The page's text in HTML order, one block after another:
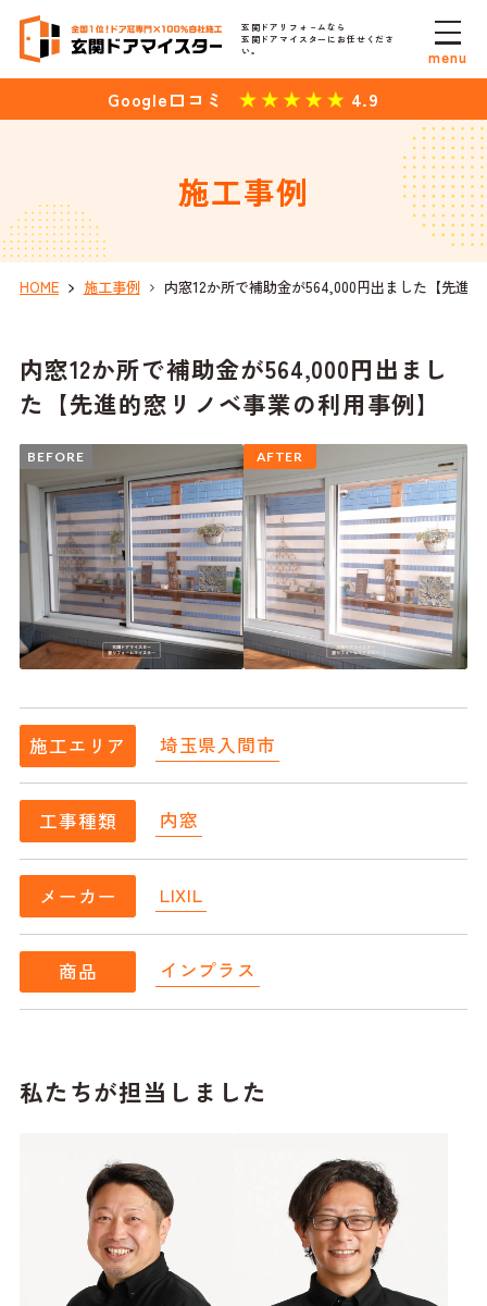
玄関ドアリフォ－ムなら
玄関ドアマイスターにお任せくださ
い。
Google口コミ 4.9
menu
施工事例
HOME 施工事例 内窓12か所で補助金が564,000円出ました【先進
内窓12か所で補助金が564,000円出まし
た【先進的窓リノベ事業の利用事例】
BEFORE AFTER
施工エリア 埼玉県入間市
工事種類 内窓
メーカー LIXIL
商品 インプラス
私たちが担当しました